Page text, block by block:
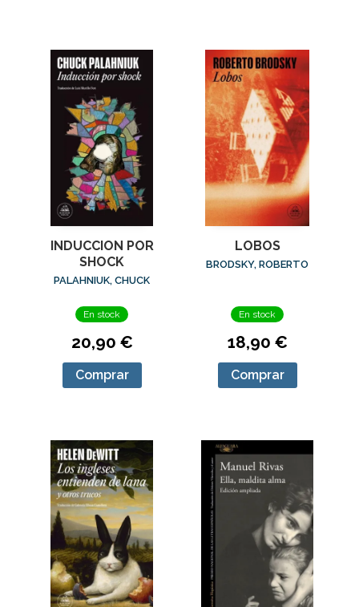
INDUCCION POR
SHOCK
PALAHNIUK, CHUCK
En stock
20,90 €
Comprar
LOBOS
BRODSKY, ROBERTO
En stock
18,90 €
Comprar